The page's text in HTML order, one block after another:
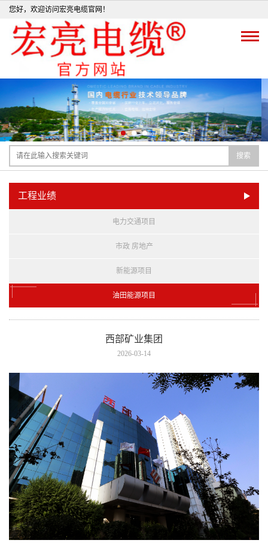
您好，欢迎访问宏亮电缆官网！
搜索
工程业绩
电力交通项目
市政 房地产
新能源项目
油田能源项目
西部矿业集团
2026-03-14